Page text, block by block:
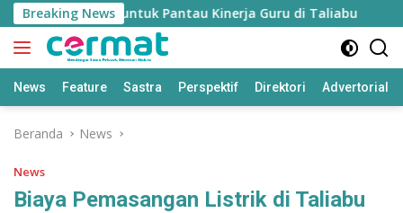
Langsung
ke
konten
Breaking News
Disiapkan untuk Pantau Kinerja Guru di Taliabu
News Feature Sastra Perspektif Direktori Advertorial
Beranda News
News
Biaya Pemasangan Listrik di Taliabu